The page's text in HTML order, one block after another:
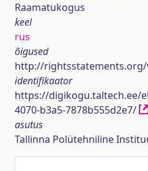
Raamatukogus
keel
rus
õigused
http://rightsstatements.org/
identifikaator
https://digikogu.taltech.ee/
4070-b3a5-7878b555d2e7/
asutus
Tallinna Polütehniline